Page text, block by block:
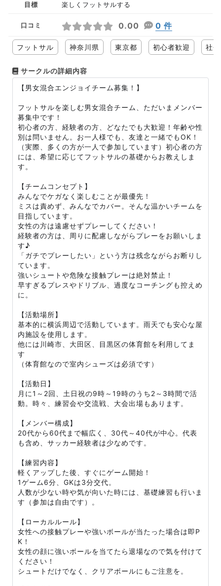
目標 楽しくフットサルする
口コミ 0.00 0 件
フットサル 神奈川県 東京都 初心者歓迎 社
サークルの詳細内容
【男女混合エンジョイチーム募集！】
フットサルを楽しむ男女混合チーム、ただいまメンバー
募集中です！
初心者の方、経験者の方、どなたでも大歓迎！年齢や性
別は問いません。お一人様でも、友達と一緒でもOK！
（実際、多くの方が一人で参加しています）初心者の方
には、希望に応じてフットサルの基礎からお教えしま
す。
【チームコンセプト】
みんなでケガなく楽しむことが最優先！
ミスは責めず、みんなでカバー。そんな温かいチームを
目指しています。
女性の方は遠慮せずプレーしてください！
経験者の方は、周りに配慮しながらプレーをお願いしま
す♪
「ガチでプレーしたい」という方は残念ながらお断りし
ています。
強いシュートや危険な接触プレーは絶対禁止！
早すぎるプレスやドリブル、過度なコーチングも控えめ
に。
【活動場所】
基本的に横浜周辺で活動しています。雨天でも安心な屋
内施設を使用します。
他には川崎市、大田区、目黒区の体育館を利用してま
す
（体育館なので室内シューズは必須です）
【活動日】
月に1～2回、土日祝の9時～19時のうち2～3時間で活
動。時々、練習会や交流戦、大会出場もあります。
【メンバー構成】
20代から60代まで幅広く、30代～40代が中心。代表
も含め、サッカー経験者は少なめです。
【練習内容】
軽くアップした後、すぐにゲーム開始！
1ゲーム6分、GKは3分交代。
人数が少ない時や気が向いた時には、基礎練習も行いま
す（参加は自由です）。
【ローカルルール】
女性への接触プレーや強いボールが当たった場合は即P
K！
女性の顔に強いボールを当てたら退場なので気を付けて
ください！
シュートだけでなく、クリアボールにもご注意を。